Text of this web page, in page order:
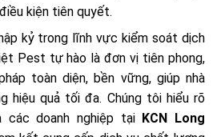
kiện tiên quyết.
kỷ trong lĩnh vực kiểm soát dịch
Pest tự hào là đơn vị tiên phong,
toàn diện, bền vững, giúp nhà
hiệu quả tối đa. Chúng tôi hiểu rõ
các doanh nghiệp tại KCN Long